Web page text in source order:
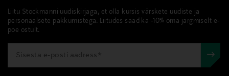
Liitu Stockmanni uudiskirjaga, et olla kursis värskete uudiste ja
personaalsete pakkumistega. Liitudes saad ka -10% oma järgmiselt e-
poe ostult.